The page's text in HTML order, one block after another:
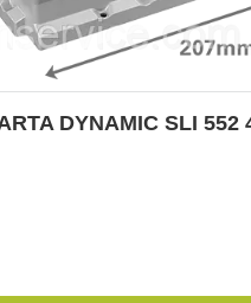
DYNAMIC SLI 552